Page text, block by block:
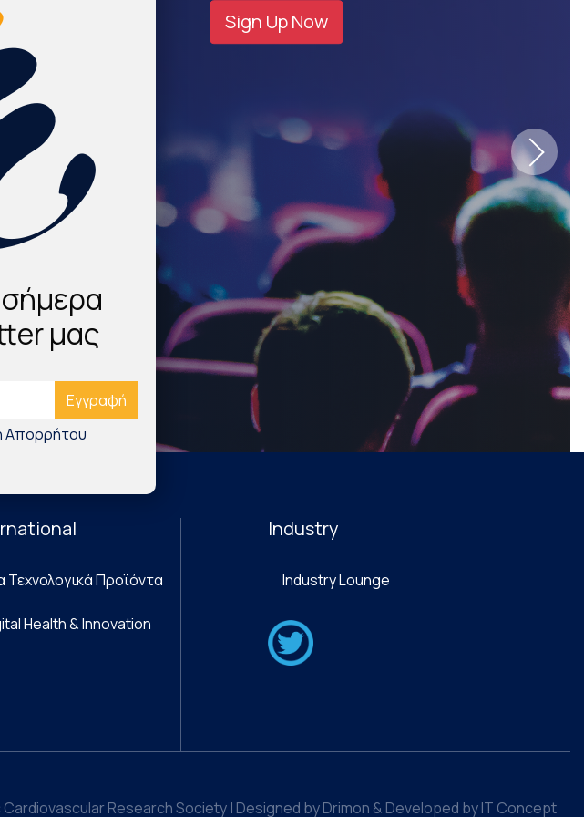
Sign Up Now
Τεχνολογικά Προϊόντα
Health & Innovation
Industry
Industry Lounge
Research Society | Designed by Drimon & Developed by IT Concept
μας
Απορρήτου